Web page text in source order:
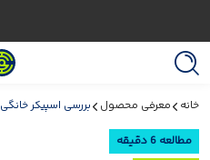
خانه معرفی محصول بررسی اسپیکر خانگی Harman Kardon Citation 200
مطالعه 6 دقیقه